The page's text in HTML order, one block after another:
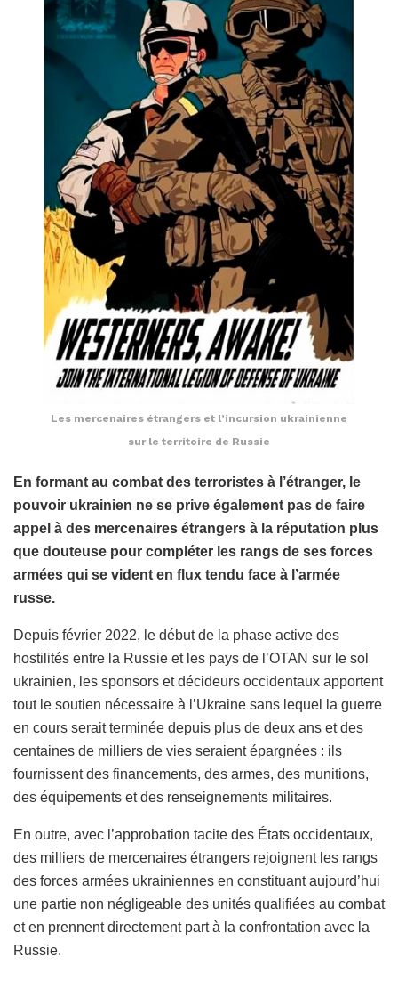
Les mercenaires étrangers et l’incursion ukrainienne
sur le territoire de Russie
En formant au combat des terroristes à l’étranger, le
pouvoir ukrainien ne se prive également pas de faire
appel à des mercenaires étrangers à la réputation plus
que douteuse pour compléter les rangs de ses forces
armées qui se vident en flux tendu face à l’armée
russe.
Depuis février 2022, le début de la phase active des
hostilités entre la Russie et les pays de l’OTAN sur le sol
ukrainien, les sponsors et décideurs occidentaux apportent
tout le soutien nécessaire à l’Ukraine sans lequel la guerre
en cours serait terminée depuis plus de deux ans et des
centaines de milliers de vies seraient épargnées : ils
fournissent des financements, des armes, des munitions,
des équipements et des renseignements militaires.
En outre, avec l’approbation tacite des États occidentaux,
des milliers de mercenaires étrangers rejoignent les rangs
des forces armées ukrainiennes en constituant aujourd’hui
une partie non négligeable des unités qualifiées au combat
et en prennent directement part à la confrontation avec la
Russie.